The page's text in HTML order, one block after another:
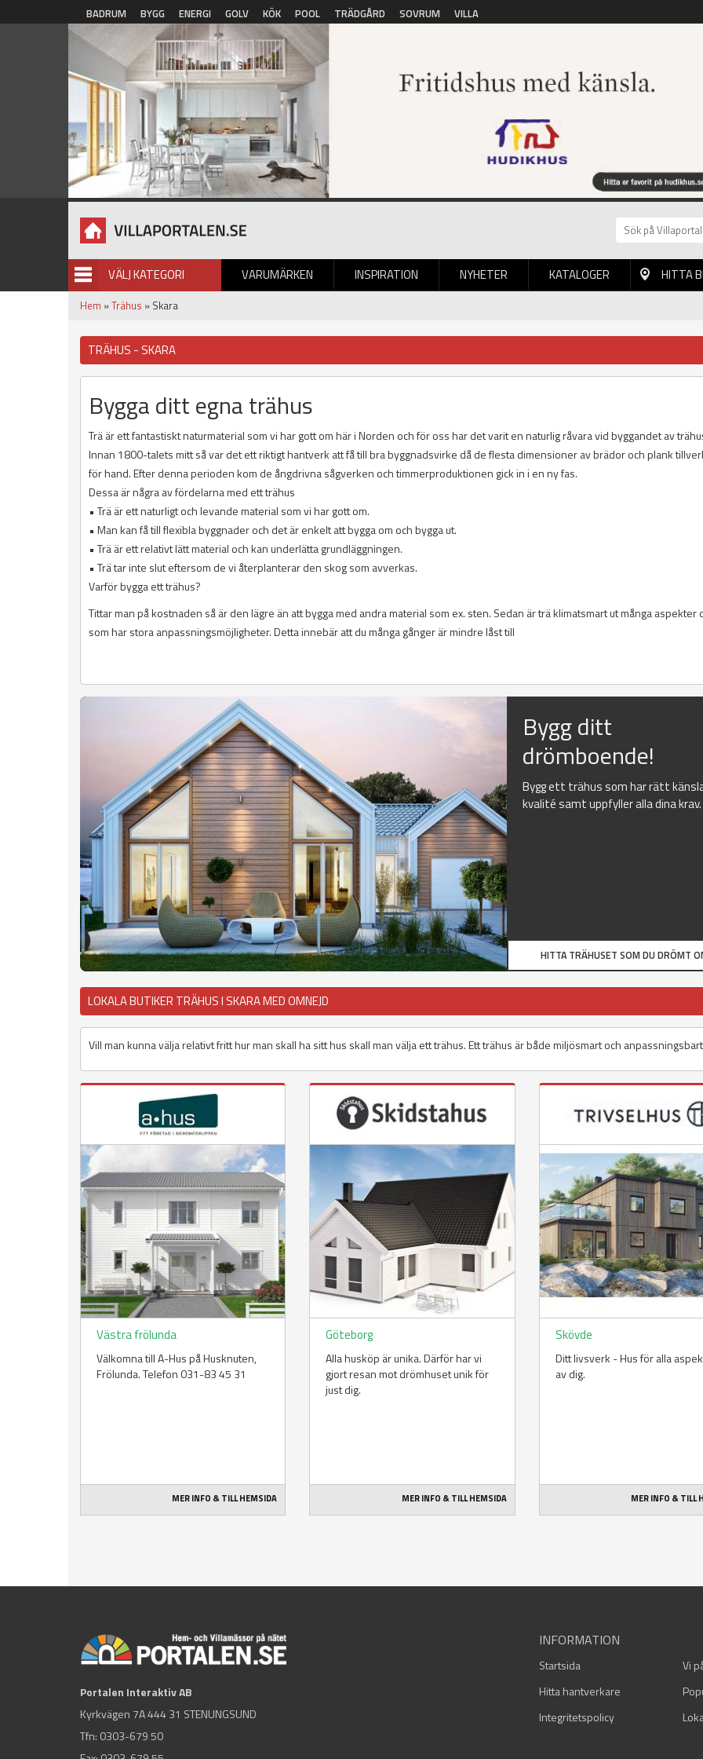
Hoppa till huvudinnehåll
BADRUM BYGG ENERGI GOLV KÖK POOL TRÄDGÅRD SOVRUM VILLA
VÄLJ KATEGORI VARUMÄRKEN INSPIRATION NYHETER
BILDGALLERI KATALOGER HITTA
Hem »Trähus » Skara
TRÄHUS - SKARA
Bygga ditt egna trähus
Trä är ett fantastiskt naturmaterial som vi har gott om här i Norden och för oss har det varit en naturlig råvara vid byggandet av
Innan 1800-talets mitt så var det ett riktigt hantverk att få till bra byggnadsvirke då de flesta dimensioner av brädor och plank
för hand. Efter denna perioden kom de ångdrivna sågverken och timmerproduktionen gick in i en ny fas.
Dessa är några av fördelarna med ett trähus
• Trä är ett naturligt och levande material som vi har gott om.
• Man kan få till flexibla byggnader och det är enkelt att bygga om och bygga ut.
• Trä är ett relativt lätt material och kan underlätta grundläggningen.
• Trä tar inte slut eftersom de vi återplanterar den skog som avverkas.
Varför bygga ett trähus?
Tittar man på kostnaden så är den lägre än att bygga med andra material som ex. sten. Sedan är trä klimatsmart ut många aspekter
som har stora anpassningsmöjligheter. Detta innebär att du många gånger är mindre låst till
Bygg ditt
drömboende!
Bygg ett trähus som har rätt
kvalité samt uppfyller alla dina krav.
HITTA TRÄHUSET SOM DU DRÖMT
LOKALA BUTIKER TRÄHUS I SKARA MED OMNEJD
Vill man kunna välja relativt fritt hur man skall ha sitt hus skall man välja ett trähus. Ett trähus är både miljösmart och
Västra frölunda
Välkomna till A-Hus på Husknuten,
Frölunda. Telefon 031-83 45 31
MER INFO & TILL HEMSIDA
Göteborg
Alla husköp är unika. Därför har vi
gjort resan mot drömhuset unik för
just dig.
MER INFO & TILL HEMSIDA
Skövde
Ditt livsverk - Hus för alla
av dig.
MER INFO & TILL
Portalen Interaktiv AB
Kyrkvägen 7A 444 31 STENUNGSUND
Tfn: 0303-679 50
INFORMATION
Startsida
Vi
Hitta hantverkare
Integritetspolicy